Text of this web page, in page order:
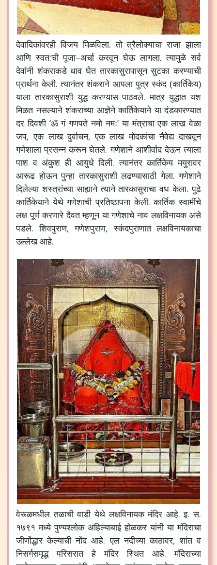
देवादिकांवरही विजय मिळविला.तो त्रैलोक्याचा राजा झाला
आणि स्वत:ची पूजा–अर्चा करवून घेऊ लागला.त्यामुळे सर्व
देवांनी शंकराकडे धाव घेत तारकासुरापासून सुटका करण्याची
प्रार्थना केली.त्यानंतर शंकराने आपला पुत्र स्कंद(कार्तिकेय)
याला तारकासुराशी युद्ध करण्यास पाठवले.मात्र युद्धात यश
मिळत नसल्याने शंकराच्या आज्ञेने कार्तिकेयाने या दंडकारण्यात
दर दिवशी‘ॐ गं गणपते नमो नमः’या मंत्राचा एक लाख वेळा
जप,एक लाख दुर्वाचन,एक लाख मोदकांचा नैवेद्य दाखवून
गणेशाला प्रसन्न करून घेतले.गणेशाने आशीर्वाद देऊन त्याला
पाश व अंकुश ही आयुधे दिली.त्यानंतर कार्तिकेय मयुरावर
आरूढ होऊन पुन्हा तारकासुराशी लढण्यासाठी गेला.गणेशाने
दिलेल्या शस्त्रांच्या साह्याने त्याने तारकासुराचा वध केला.पुढे
कार्तिकेयाने येथे गणेशाची प्रतिष्ठापना केली.कार्तिक स्वामींचे
लक्ष पूर्ण करणारे दैवत म्हणून या गणेशाचे नाव लक्षविनायक असे
पडले.शिवपुराण,गणेशपुराण,स्कंदपुराणात लक्षविनायकाचा
उल्लेख आहे.
वेरूळमधील तळाची वाडी येथे लक्षविनायक मंदिर आहे.इ.स.
१७९१ मध्ये पुण्यश्लोक अहिल्याबाई होळकर यांनी या मंदिराचा
जीर्णोद्धार केल्याची नोंद आहे.एल नदीच्या काठावर,शांत व
निसर्गसमृद्ध
परिसरात हे मंदिर स्थित आहे.मंदिराच्या